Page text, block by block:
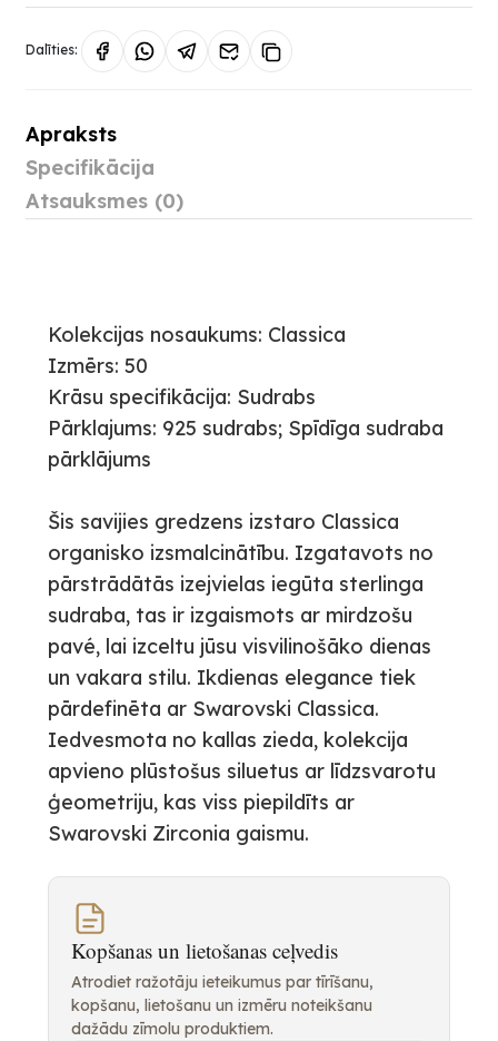
Dalīties:
Apraksts
Specifikācija
Atsauksmes (0)
Kolekcijas nosaukums: Classica
Izmērs: 50
Krāsu specifikācija: Sudrabs
Pārklajums: 925 sudrabs; Spīdīga sudraba
pārklājums
Šis savijies gredzens izstaro Classica
organisko izsmalcinātību. Izgatavots no
pārstrādātās izejvielas iegūta sterlinga
sudraba, tas ir izgaismots ar mirdzošu
pavé, lai izceltu jūsu visvilinošāko dienas
un vakara stilu. Ikdienas elegance tiek
pārdefinēta ar Swarovski Classica.
Iedvesmota no kallas zieda, kolekcija
apvieno plūstošus siluetus ar līdzsvarotu
ģeometriju, kas viss piepildīts ar
Swarovski Zirconia gaismu.
Kopšanas un lietošanas ceļvedis
Atrodiet ražotāju ieteikumus par tīrīšanu,
kopšanu, lietošanu un izmēru noteikšanu
dažādu zīmolu produktiem.